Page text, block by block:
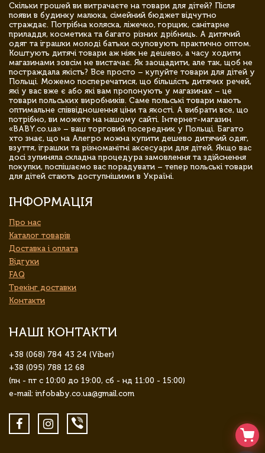
Скільки грошей ви витрачаєте на товари для дітей? Після
появи в будинку малюка, сімейний бюджет відчутно
страждає. Потрібна коляска, ліжечко, горщик, санітарне
приладдя, косметика та багато різних дрібниць. А дитячий
одяг та іграшки молоді батьки скуповують практично оптом.
Коштують дитячі товари аж ніяк не дешево, а часу ходити
магазинами зовсім не вистачає. Як заощадити, але так, щоб не
постраждала якість? Все просто – купуйте товари для дітей у
Польщі. Можемо посперечатися, що більшість дитячих речей,
які у вас вже є або які вам пропонують у магазинах – це
товари польських виробників. Саме польські товари мають
оптимальне співвідношення ціни та якості. А вибрати все, що
потрібно, ви можете на нашому сайті. Інтернет-магазин
«BABY.co.ua» – ваш торговий посередник у Польщі. Багато
хто знає, що на Алегро можна купити дешево дитячий одяг,
взуття, іграшки та різноманітні аксесуари для дітей. Якщо вас
досі зупиняла складна процедура замовлення та здійснення
покупки, поспішаємо вас порадувати – тепер польські товари
для дітей стають доступнішими в Україні.
ІНФОРМАЦІЯ
Про нас
Каталог товарів
Доставка і оплата
Відгуки
FAQ
Трекінг доставки
Контакти
НАШІ КОНТАКТИ
+38 (068) 784 43 24 (Viber)
+38 (095) 788 12 68
(пн - пт с 10:00 до 19:00, сб - нд 11:00 - 15:00)
e-mail: infobaby.co.ua@gmail.com